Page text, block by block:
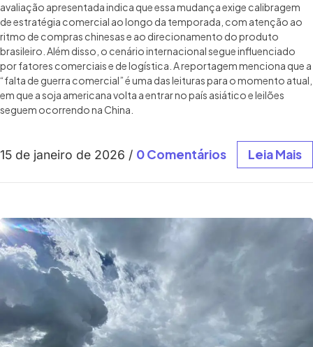
avaliação apresentada indica que essa mudança exige calibragem
de estratégia comercial ao longo da temporada, com atenção ao
ritmo de compras chinesas e ao direcionamento do produto
brasileiro. Além disso, o cenário internacional segue influenciado
por fatores comerciais e de logística. A reportagem menciona que a
“falta de guerra comercial” é uma das leituras para o momento atual,
em que a soja americana volta a entrar no país asiático e leilões
seguem ocorrendo na China.
15 de janeiro de 2026 / 0 Comentários Leia Mais